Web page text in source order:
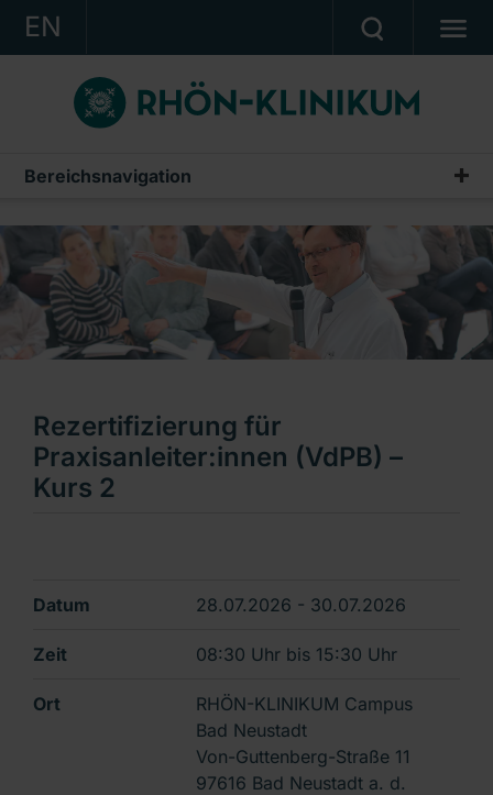
EN
KONZERN
KLINIKEN
KARRIERE
PRESSE
KONTAKT
Ein Unternehmen der RHÖN-KLINIKUM AG
Bereichsnavigation
Veranstaltungen aus den Kliniken
Rezertifizierung für
Praxisanleiter:innen (VdPB) –
Kurs 2
Datum 28.07.2026 - 30.07.2026
Zeit 08:30 Uhr bis 15:30 Uhr
Ort
RHÖN-KLINIKUM Campus
Bad Neustadt
Von-Guttenberg-Straße 11
97616 Bad Neustadt a. d.